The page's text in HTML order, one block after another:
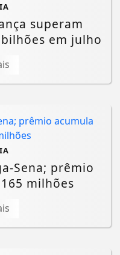
superam
em julho
Sena; prêmio
milhões